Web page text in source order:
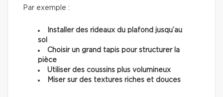
Par exemple :
Installer des rideaux du plafond jusqu’au
sol
Choisir un grand tapis pour structurer la
pièce
Utiliser des coussins plus volumineux
Miser sur des textures riches et douces